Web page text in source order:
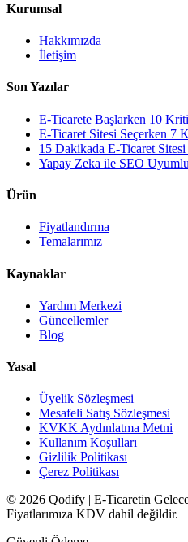
Kurumsal
Hakkımızda
İletişim
Son Yazılar
E-Ticarete Başlarken 10
E-Ticaret Sitesi Seçerken 7
15 Dakikada E-Ticaret
Yapay Zeka ile SEO
Ürün
Fiyatlandırma
Temalarımız
Kaynaklar
Yardım Merkezi
Güncellemler
Blog
Yasal
Üyelik Sözleşmesi
Mesafeli Satış Sözleşmesi
KVKK Aydınlatma Metni
Kullanım Koşulları
Gizlilik Politikası
Çerez Politikası
© 2026 Qodify | E-Ticaretin
Fiyatlarımıza KDV dahil değildir.